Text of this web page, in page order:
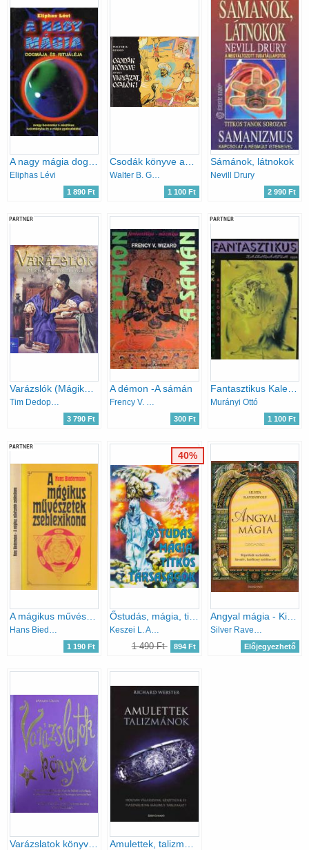
Eliphas Lévi
1 890 Ft
Walter B. Gibson
1 100 Ft
Sámánok, látnokok
Nevill Drury
2 990 Ft
PARTNER
Varázslók (Mágikus történelmi utazás)
Tim Dedopulos
3 790 Ft
A démon -A sámán
Frency V. Wizard
300 Ft
PARTNER
Fantasztikus Kalendárium 1992 - Ufók, Fekete mágia, asztrológia
Murányi Ottó
1 100 Ft
PARTNER
Hans Biedermann
1 190 Ft
Keszei L. András Szabó Péter
1 490 Ft 894 Ft
40%
Angyal mágia - Kipróbált technikák, kreatív, hatékony módszerek
Silver RavenWolf
Előjegyezhető